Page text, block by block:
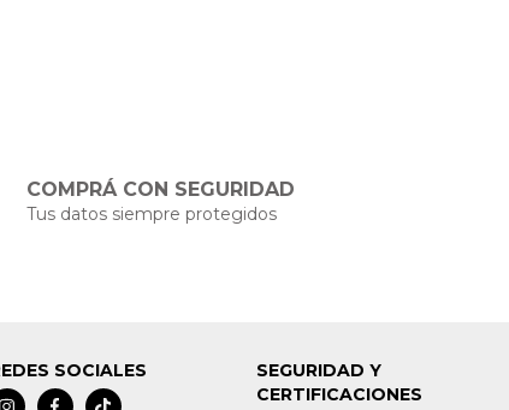
COMPRÁ CON SEGURIDAD
Tus datos siempre protegidos
SOCIALES
SEGURIDAD Y
CERTIFICACIONES